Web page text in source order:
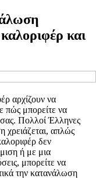
και
αρχίζουν να
πώς μπορείτε να
Πολλοί Έλληνες
χρειάζεται, απλώς
δεν
ή με μια
μπορείτε να
την κατανάλωση